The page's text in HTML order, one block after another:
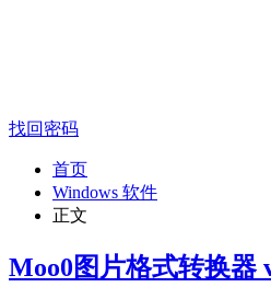
找回密码
首页
Windows 软件
正文
Moo0图片格式转换器